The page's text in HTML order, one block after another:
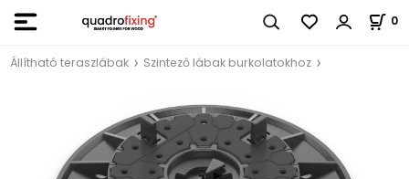
0
Állítható teraszlábak Szintező lábak burkolatokhoz